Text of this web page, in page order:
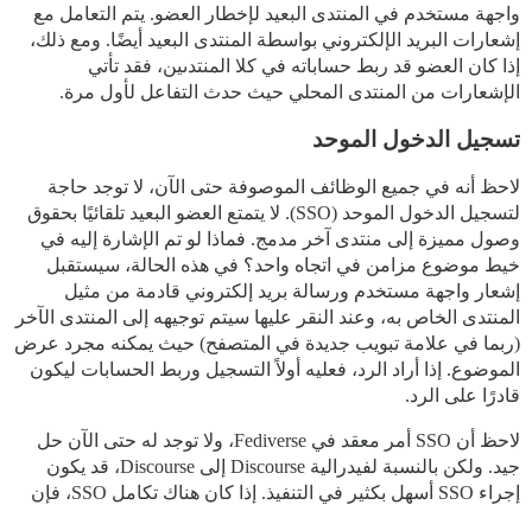
واجهة مستخدم في المنتدى البعيد لإخطار العضو. يتم التعامل مع
إشعارات البريد الإلكتروني بواسطة المنتدى البعيد أيضًا. ومع ذلك،
إذا كان العضو قد ربط حساباته في كلا المنتدىين، فقد تأتي
الإشعارات من المنتدى المحلي حيث حدث التفاعل لأول مرة.
تسجيل الدخول الموحد
لاحظ أنه في جميع الوظائف الموصوفة حتى الآن، لا توجد حاجة
لتسجيل الدخول الموحد (SSO). لا يتمتع العضو البعيد تلقائيًا بحقوق
وصول مميزة إلى منتدى آخر مدمج. فماذا لو تم الإشارة إليه في
خيط موضوع مزامن في اتجاه واحد؟ في هذه الحالة، سيستقبل
إشعار واجهة مستخدم ورسالة بريد إلكتروني قادمة من مثيل
المنتدى الخاص به، وعند النقر عليها سيتم توجيهه إلى المنتدى الآخر
(ربما في علامة تبويب جديدة في المتصفح) حيث يمكنه مجرد عرض
الموضوع. إذا أراد الرد، فعليه أولاً التسجيل وربط الحسابات ليكون
قادرًا على الرد.
لاحظ أن SSO أمر معقد في Fediverse، ولا توجد له حتى الآن حل
جيد. ولكن بالنسبة لفيدرالية Discourse إلى Discourse، قد يكون
إجراء SSO أسهل بكثير في التنفيذ. إذا كان هناك تكامل SSO، فإن